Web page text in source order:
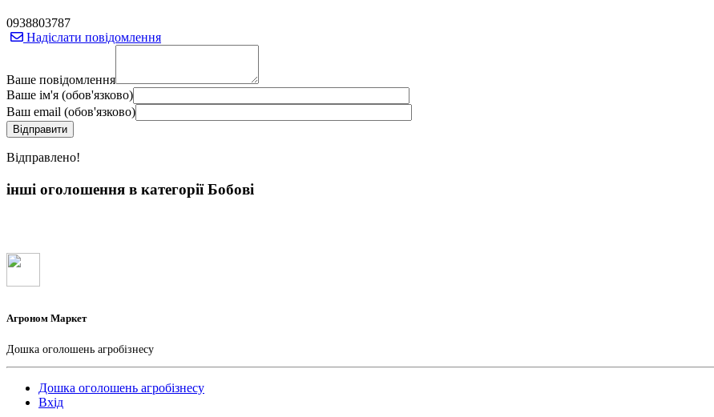
0938803787
Надіслати повідомлення
Ваше повідомлення
Ваше ім'я (обов'язково)
Ваш email (обов'язково)
Вiдправлено!
інші оголошення в категорії Бобові
Агроном Маркет
Дошка оголошень агробізнесу
Дошка оголошень агробізнесу
Вхід